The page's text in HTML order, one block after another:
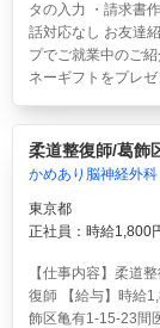
タの入力 ・請求書
話対応なし お友達
プでご就業中のご
ネーギフトをプレゼ
柔道整復師/葛飾
かめあり脳神経外科
東京都
正社員：時給1,800
【仕事内容】柔道
復師 【給与】時給
飾区亀有1-15-23間